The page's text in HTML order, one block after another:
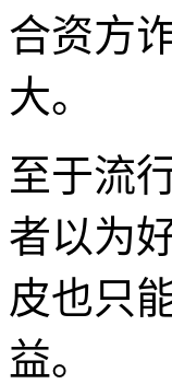
合资方
大。
至于流
者以为
皮也只
益。